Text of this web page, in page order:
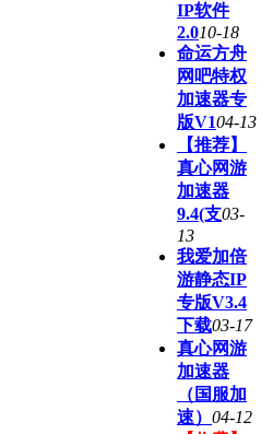
IP软件
2.010-18
命运方舟
网吧特权
加速器专
版V104-13
【推荐】
真心网游
加速器
9.4(支03-
13
我爱加倍
游静态IP
专版V3.4
下载03-17
真心网游
加速器
（国服加
速） 04-12